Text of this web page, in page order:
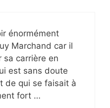
énormément
Marchand car il
sa carrière en
est sans doute
de qui se faisait à
fort …